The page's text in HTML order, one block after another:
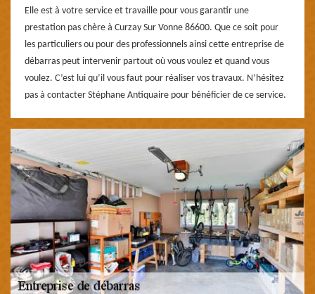
Elle est à votre service et travaille pour vous garantir une
prestation pas chère à Curzay Sur Vonne 86600. Que ce soit pour
les particuliers ou pour des professionnels ainsi cette entreprise de
débarras peut intervenir partout où vous voulez et quand vous
voulez. C’est lui qu’il vous faut pour réaliser vos travaux. N’hésitez
pas à contacter Stéphane Antiquaire pour bénéficier de ce service.